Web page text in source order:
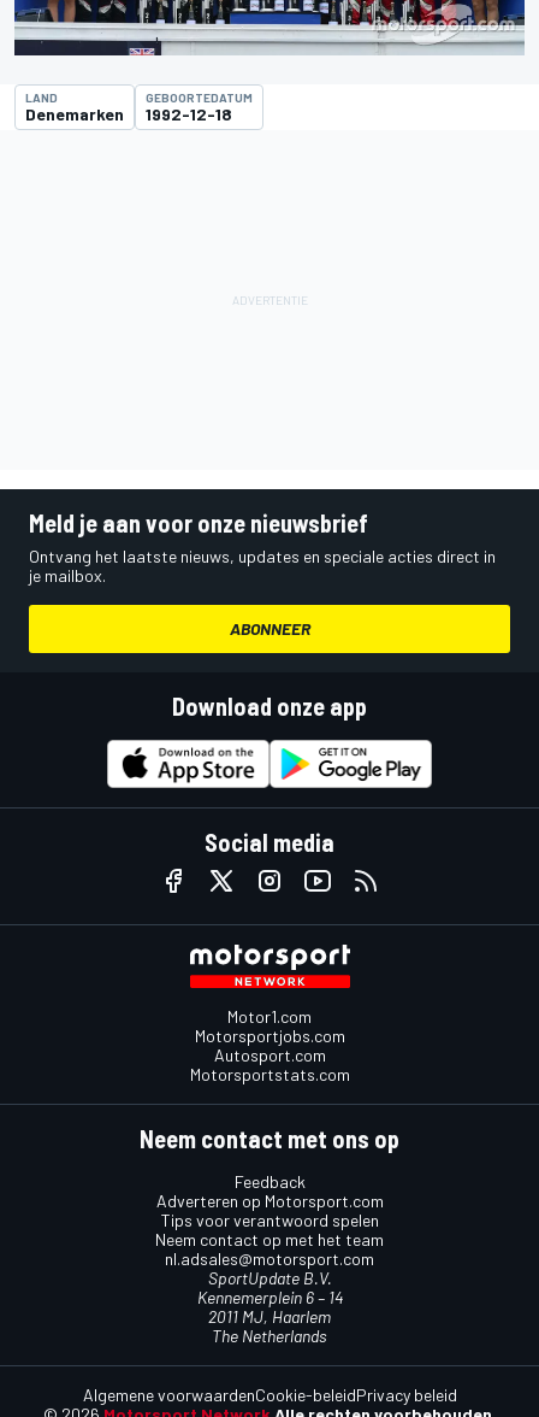
LAND
Denemarken
GEBOORTEDATUM
1992-12-18
Meld je aan voor onze nieuwsbrief
Ontvang het laatste nieuws, updates en speciale acties direct in
je mailbox.
ABONNEER
Download onze app
Social media
Motor1.com
Motorsportjobs.com
Autosport.com
Motorsportstats.com
Neem contact met ons op
Feedback
Adverteren op Motorsport.com
Tips voor verantwoord spelen
Neem contact op met het team
nl.adsales@motorsport.com
SportUpdate B.V.
Kennemerplein 6 – 14
2011 MJ, Haarlem
The Netherlands
Algemene voorwaardenCookie-beleidPrivacy beleid